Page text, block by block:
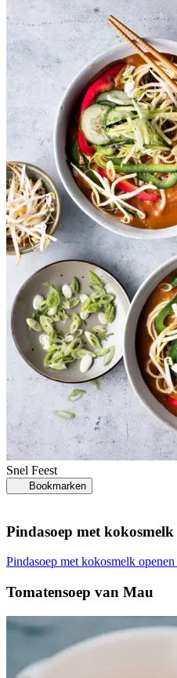
Snel Feest
Bookmarken
Pindasoep met kokosmelk
Pindasoep met kokosmelk openen
Tomatensoep van Mau